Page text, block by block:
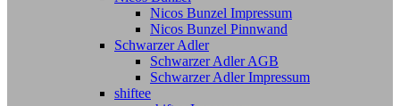
Nicos Bunzel Impressum
Nicos Bunzel Pinnwand
Schwarzer Adler
Schwarzer Adler AGB
Schwarzer Adler Impressum
shiftee